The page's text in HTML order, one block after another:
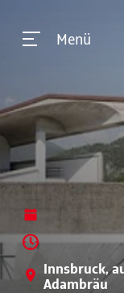
Menü
Innsbruck,
Adambräu